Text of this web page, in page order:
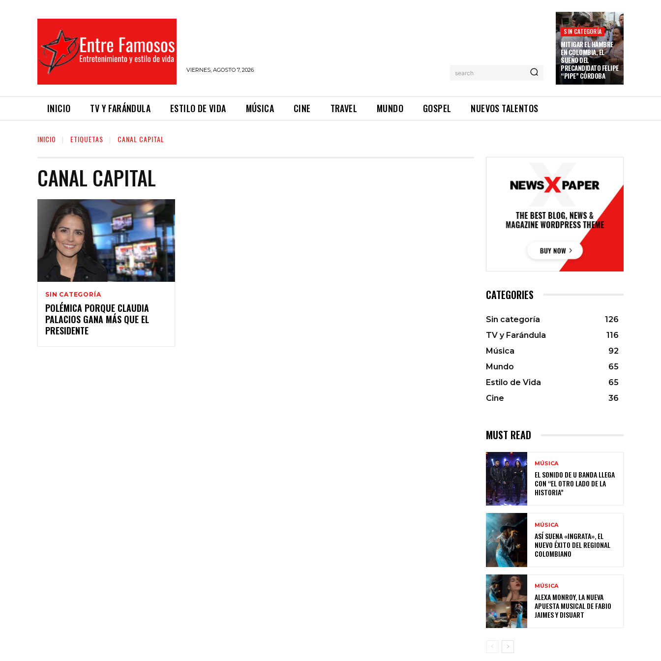
VIERNES, AGOSTO 7, 2026 search
SIN CATEGORÍA
MITIGAR EL HAMBRE
EN COLOMBIA, EL
SUEÑO DEL
PRECANDIDATO FELIPE
“PIPE” CÓRDOBA
INICIO TV Y FARÁNDULA ESTILO DE VIDA MÚSICA CINE TRAVEL MUNDO GOSPEL NUEVOS TALENTOS
INICIO ETIQUETAS CANAL CAPITAL
CANAL CAPITAL
SIN CATEGORÍA
POLÉMICA PORQUE CLAUDIA
PALACIOS GANA MÁS QUE EL
PRESIDENTE
CATEGORIES
Sin categoría
126
TV y Farándula
116
Música
92
Mundo
65
Estilo de Vida
65
Cine
36
MUST READ
MÚSICA
EL SONIDO DE U BANDA LLEGA
CON “EL OTRO LADO DE LA
HISTORIA”
MÚSICA
ASÍ SUENA «INGRATA», EL
NUEVO ÉXITO DEL REGIONAL
COLOMBIANO
MÚSICA
ALEXA MONROY, LA NUEVA
APUESTA MUSICAL DE FABIO
JAIMES Y DISUART